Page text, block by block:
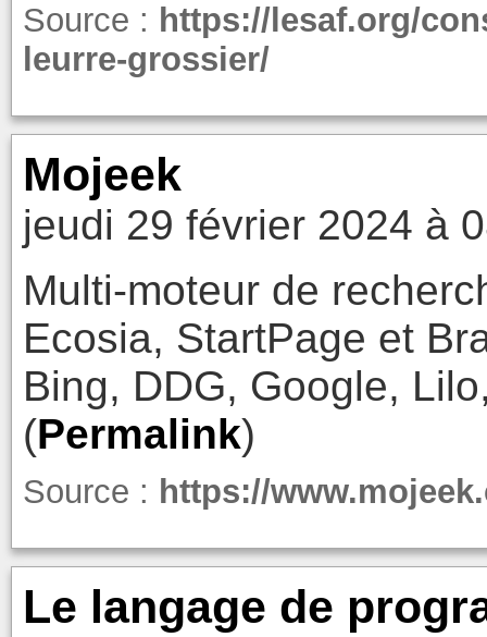
Source : https://lesaf.org/
leurre-grossier/
Mojeek
jeudi 29 février 2024 à
Multi-moteur de
Ecosia, StartPage et
Bing, DDG, Google,
(Permalink)
Source : https://
Le langage de